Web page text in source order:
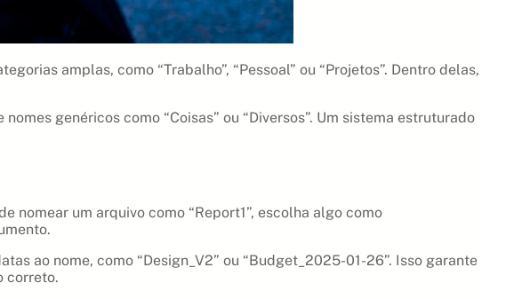
amplas, como “Trabalho”, “Pessoal” ou “Projetos”. Dentro delas,
genéricos como “Coisas” ou “Diversos”. Um sistema estruturado
nomear um arquivo como “Report1”, escolha algo como
ao nome, como “Design_V2” ou “Budget_2025-01-26”. Isso garante
correto.